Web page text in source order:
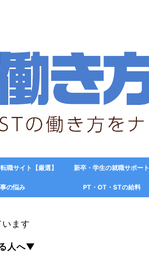
職サイト【厳選】 新卒・学生の就職サポート
の悩み PT・OT・STの給料
ます
人へ▼